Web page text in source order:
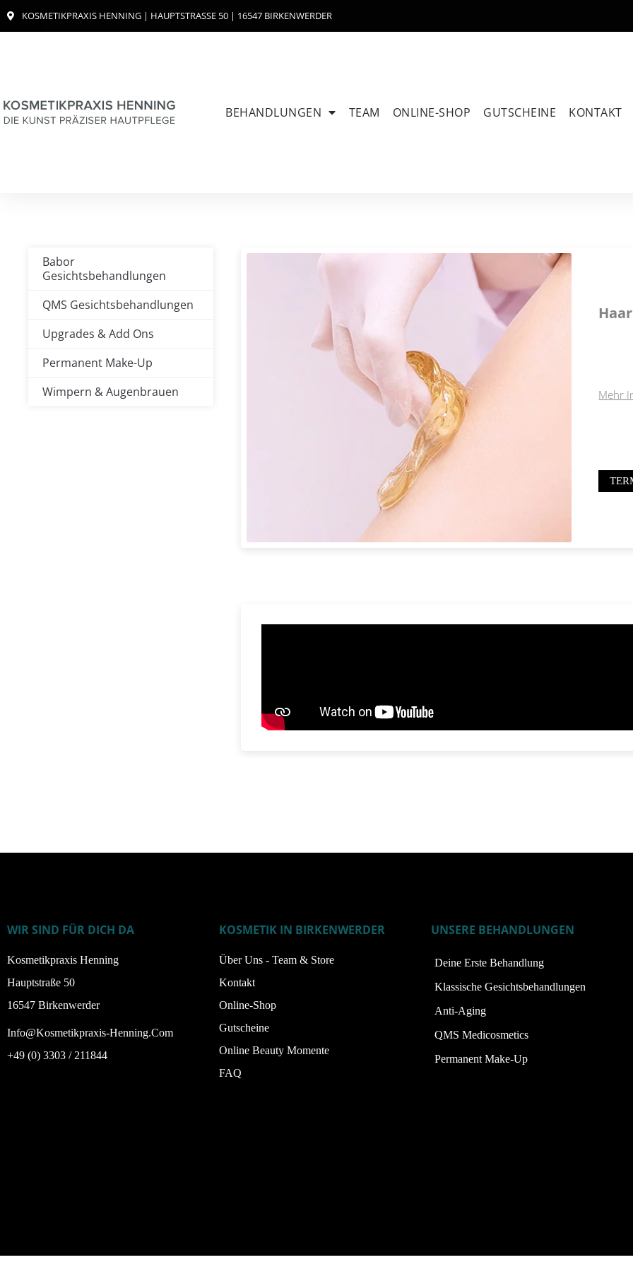
KOSMETIKPRAXIS HENNING | HAUPTSTRASSE 50 | 16547 BIRKENWERDER
BEHANDLUNGEN TEAM ONLINE-SHOP GUTSCHEINE KONTAKT
Babor
Gesichtsbehandlungen
QMS Gesichtsbehandlungen
Upgrades & Add Ons
Permanent Make-Up
Wimpern & Augenbrauen
Mehr
WIR SIND FÜR DICH DA
Kosmetikpraxis Henning
Hauptstraße 50
16547 Birkenwerder
Info@kosmetikpraxis-Henning.com
+49 (0) 3303 / 211844
KOSMETIK IN BIRKENWERDER
Über Uns - Team & Store
Kontakt
Online-Shop
Gutscheine
Online Beauty Momente
FAQ
UNSERE BEHANDLUNGEN
Deine Erste Behandlung
Klassische Gesichtsbehandlungen
Anti-Aging
QMS Medicosmetics
Permanent Make-Up